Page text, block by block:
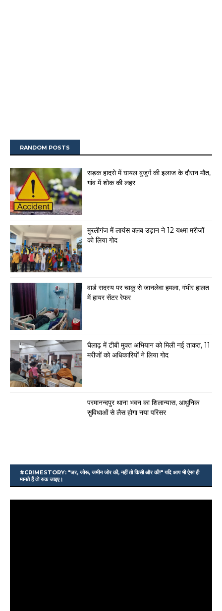
RANDOM POSTS
सड़क हादसे में घायल बुजुर्ग की इलाज के दौरान मौत,
गांव में शोक की लहर
मुरलीगंज में लायंस क्लब उड़ान ने 12 यक्ष्मा मरीजों
को लिया गोद
वार्ड सदस्य पर चाकू से जानलेवा हमला, गंभीर हालत
में हायर सेंटर रेफर
घैलाढ़ में टीबी मुक्त अभियान को मिली नई ताकत, 11
मरीजों को अधिकारियों ने लिया गोद
परमानन्दपुर थाना भवन का शिलान्यास, आधुनिक
सुविधाओं से लैस होगा नया परिसर
#CRIMESTORY: "जर, जोरू, जमीन जोर की, नहीं तो किसी और की!" यदि आप भी ऐसा ही
मानते हैं तो रुक जाइए।